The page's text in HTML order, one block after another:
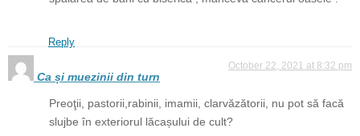
Reply
Ca și muezinii din turn
October 22, 2021 at 8:32 pm
Preoţii, pastorii,rabinii, imamii, clarvăzătorii, nu pot să facă
slujbe în exteriorul lăcașului de cult?